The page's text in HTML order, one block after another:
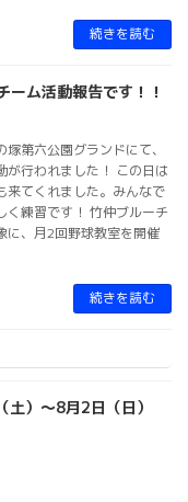
続きを読む
ーム活動報告です！！
第六公園グランドにて、
が行われました！ この日は
来てくれました。みんなで
く練習です！ 竹仲ブルーチ
に、月2回野球教室を開催
続きを読む
）～8月2日（日）